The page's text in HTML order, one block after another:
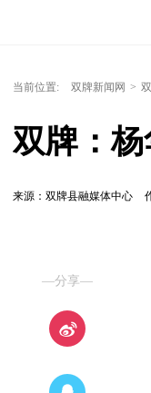
当前位置: 双牌新闻网 >
双牌：
来源：双牌县融媒体中心
—分享—